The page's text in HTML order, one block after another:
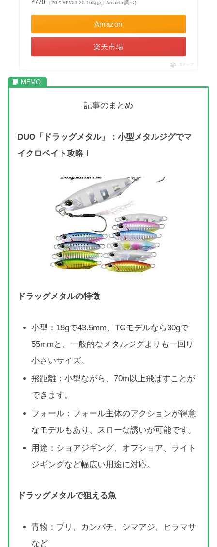
¥770
（2022/02/01 20:16時点 | Amazon調べ）
Amazon
楽天市場
ポチップ
記事のまとめ
DUO「ドラッグメタル」：小型メタルジグでマ
イクロベイト攻略！
ドラッグメタルの特徴
小型：15gで43.5mm、TGモデルなら30gで
55mmと、一般的なメタルジグよりも一回り
小さいサイズ。
飛距離：小型ながら、70m以上飛ばすことが
できます。
フォール：フォール主体のアクションが得意
なモデルもあり、スローな誘いが可能です。
用途：ショアジギング、オフショア、ライト
ジギングなど幅広い用途に対応。
ドラッグメタルで狙える魚
青物：ブリ、カンパチ、シマアジ、ヒラマサ
など